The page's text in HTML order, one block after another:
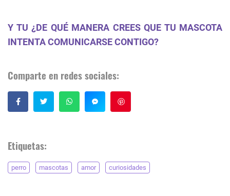
Y TU ¿DE QUÉ MANERA CREES QUE TU MASCOTA
INTENTA COMUNICARSE CONTIGO?
Comparte en redes sociales:
Etiquetas:
perro mascotas amor curiosidades